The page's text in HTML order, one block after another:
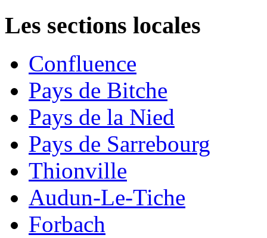
Les sections locales
Confluence
Pays de Bitche
Pays de la Nied
Pays de Sarrebourg
Thionville
Audun-Le-Tiche
Forbach